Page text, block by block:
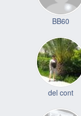
BB60
del cont